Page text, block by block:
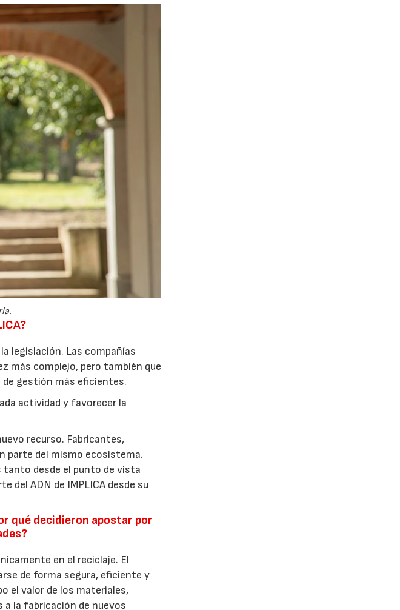
legislación. Las compañías
más complejo, pero también que
de gestión más eficientes.
actividad y favorecer la
recurso. Fabricantes,
parte del mismo ecosistema.
desde el punto de vista
del ADN de IMPLICA desde su
qué decidieron apostar por
en el reciclaje. El
de forma segura, eficiente y
el valor de los materiales,
a la fabricación de nuevos